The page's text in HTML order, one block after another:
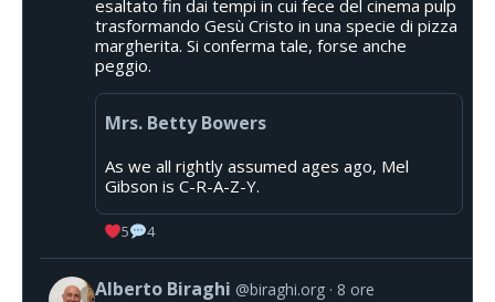
esaltato fin dai tempi in cui fece del cinema pulp
trasformando Gesù Cristo in una specie di pizza
margherita. Si conferma tale, forse anche
peggio.
Mrs. Betty Bowers
As we all rightly assumed ages ago, Mel
Gibson is C-R-A-Z-Y.
5 4
Alberto Biraghi @biraghi.org 8 ore